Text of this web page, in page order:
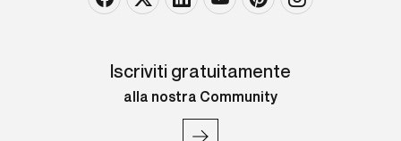
Iscriviti gratuitamente
alla nostra Community